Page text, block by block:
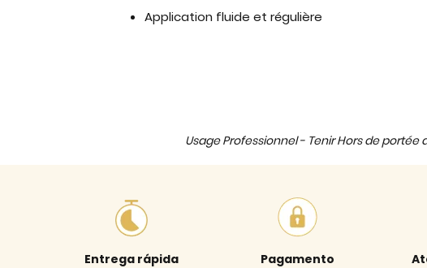
Application fluide et régulière
Usage Professionnel - Tenir Hors de portée
Entrega rápida
Pagamento